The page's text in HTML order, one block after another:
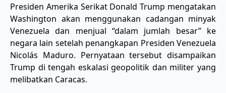
Presiden Amerika Serikat Donald Trump mengatakan
Washington akan menggunakan cadangan minyak
Venezuela dan menjual “dalam jumlah besar” ke
negara lain setelah penangkapan Presiden Venezuela
Nicolás Maduro. Pernyataan tersebut disampaikan
Trump di tengah eskalasi geopolitik dan militer yang
melibatkan Caracas.